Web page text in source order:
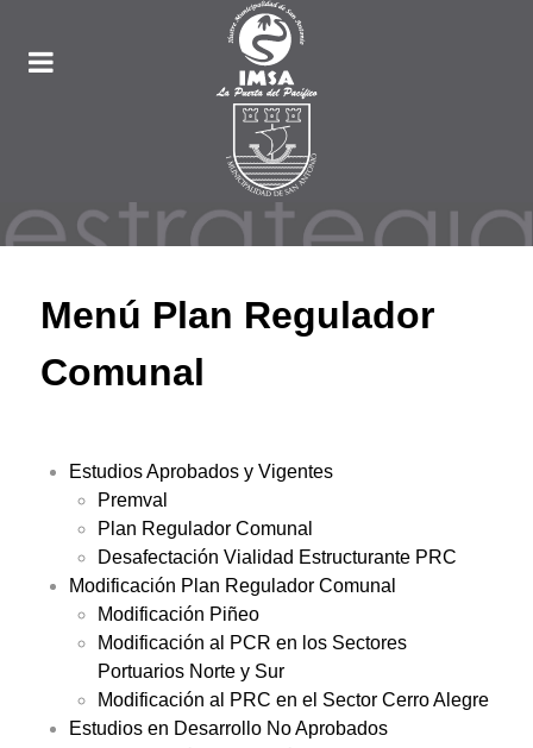
Menú Plan Regulador
Comunal
Estudios Aprobados y Vigentes
Premval
Plan Regulador Comunal
Desafectación Vialidad Estructurante PRC
Modificación Plan Regulador Comunal
Modificación Piñeo
Modificación al PCR en los Sectores
Portuarios Norte y Sur
Modificación al PRC en el Sector Cerro Alegre
Estudios en Desarrollo No Aprobados